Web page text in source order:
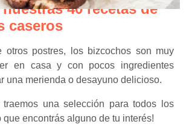
40 recetas de
caseros
otros postres, los bizcochos son muy
en casa y con pocos ingredientes
una merienda o desayuno delicioso.
traemos una selección para todos los
que encontrás alguno de tu interés!